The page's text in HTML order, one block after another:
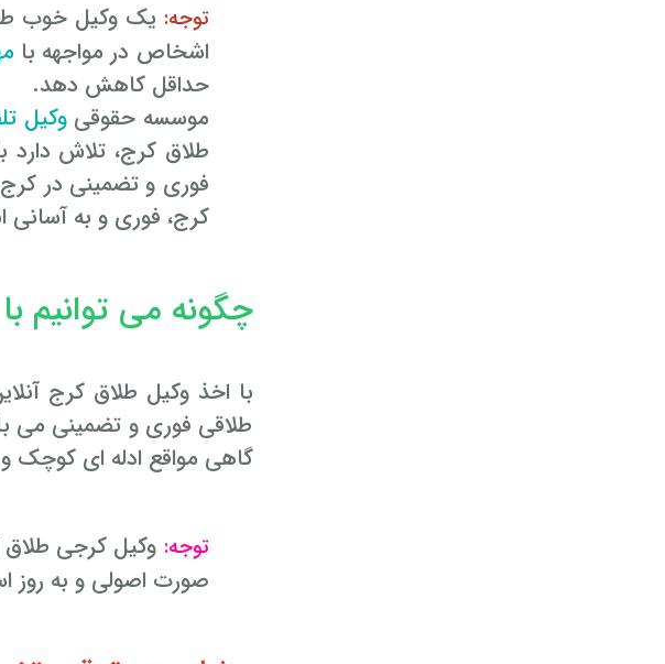
توجه: یک وکیل خوب
اشخاص در مواجهه با
حداقل کاهش دهد.
موسسه حقوقیوکیل
طلاق کرج، تلاش دارد
فوری و تضمینی در کرج
کرج، فوری و به آسانی
چگونه می توانیم
طلاقی فوری و تضمینی می
گاهی مواقع ادله ای کوچک
توجه: وکیل کرجی طلاق
صورت اصولی و به روز